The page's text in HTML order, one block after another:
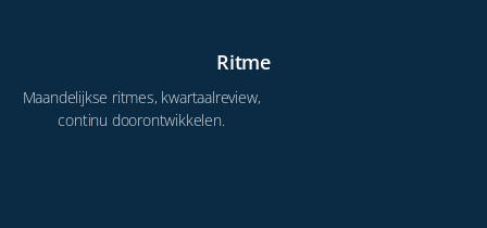
Ritme
Maandelijkse ritmes, kwartaalreview,
continu doorontwikkelen.